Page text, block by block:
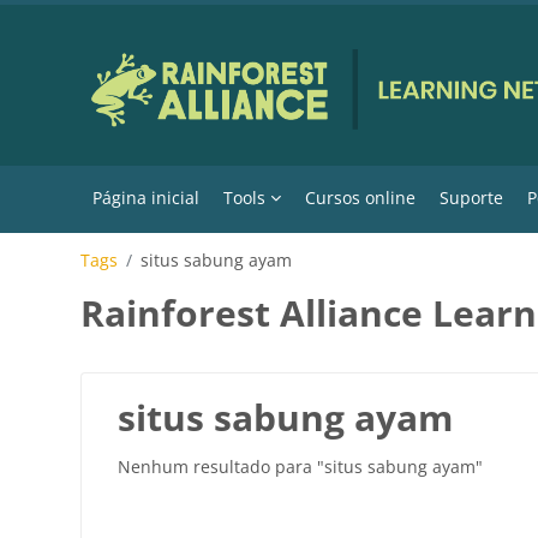
Página inicial Tools Cursos online Suporte
Tags situs sabung ayam
Rainforest Alliance
situs sabung ayam
Nenhum resultado para "situs sabung ayam"